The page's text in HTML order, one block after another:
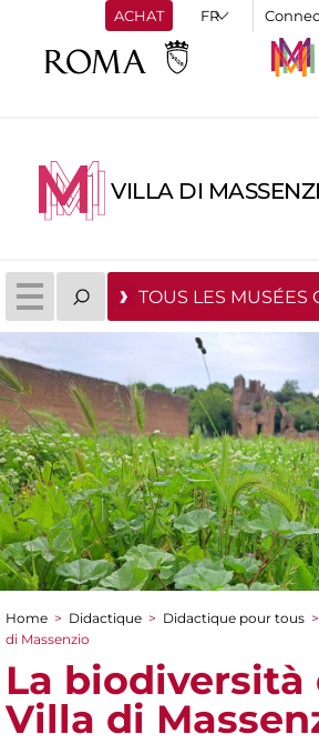
ACHAT
VILLA DI
TOUS LES MUSÉES
You are here
Home > Didactique > Didactique pour tous >
di Massenzio
La biodiversità
Villa di